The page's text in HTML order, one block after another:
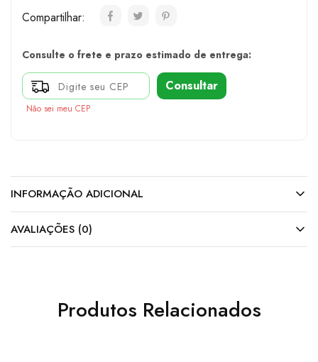
Compartilhar:
Consulte o frete e prazo estimado de entrega:
Consultar
Não sei meu CEP
INFORMAÇÃO ADICIONAL
AVALIAÇÕES (0)
Produtos Relacionados